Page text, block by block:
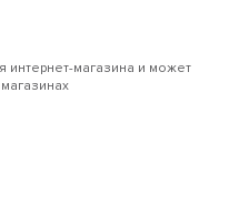
интернет-магазина и может